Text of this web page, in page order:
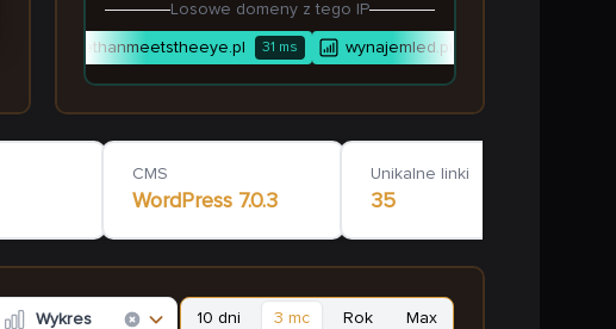
Losowe domeny z tego IP
morethanmeetstheeye.pl 31ms wynajemled.pl
CMS
WordPress 7.0.3
Unikalne linki
35
Wykres 10 dni 3 mc Rok Max